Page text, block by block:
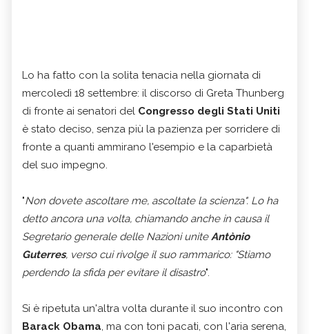
Lo ha fatto con la solita tenacia nella giornata di
mercoledì 18 settembre: il discorso di Greta Thunberg
di fronte ai senatori del Congresso degli Stati Uniti
è stato deciso, senza più la pazienza per sorridere di
fronte a quanti ammirano l'esempio e la caparbietà
del suo impegno.
"Non dovete ascoltare me, ascoltate la scienza". Lo ha
detto ancora una volta, chiamando anche in causa il
Segretario generale delle Nazioni uniteAntònio
Guterres, verso cui rivolge il suo rammarico: "Stiamo
perdendo la sfida per evitare il disastro".
Si è ripetuta un'altra volta durante il suo incontro con
Barack Obama, ma con toni pacati, con l'aria serena,